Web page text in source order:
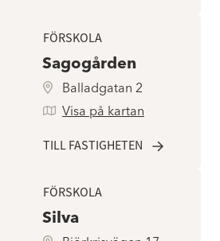
FÖRSKOLA
Sagogården
Balladgatan 2
Visa på kartan
TILL FASTIGHETEN
FÖRSKOLA
Silva